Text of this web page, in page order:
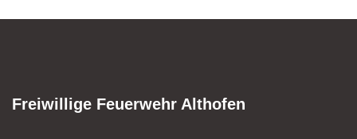
Freiwillige Feuerwehr Althofen